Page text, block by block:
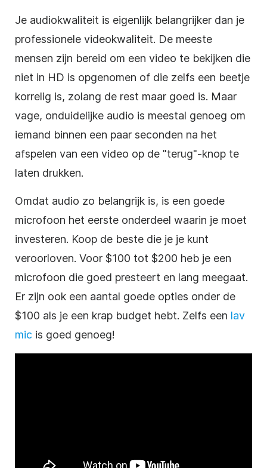
Je audiokwaliteit is eigenlijk belangrijker dan je
professionele videokwaliteit. De meeste
mensen zijn bereid om een video te bekijken die
niet in HD is opgenomen of die zelfs een beetje
korrelig is, zolang de rest maar goed is. Maar
vage, onduidelijke audio is meestal genoeg om
iemand binnen een paar seconden na het
afspelen van een video op de "terug"-knop te
laten drukken.
Omdat audio zo belangrijk is, is een goede
microfoon het eerste onderdeel waarin je moet
investeren. Koop de beste die je je kunt
veroorloven. Voor $100 tot $200 heb je een
microfoon die goed presteert en lang meegaat.
Er zijn ook een aantal goede opties onder de
$100 als je een krap budget hebt. Zelfs een lav
mic is goed genoeg!